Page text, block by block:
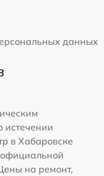
данных
истечении
в Хабаровске
официальной
на ремонт,